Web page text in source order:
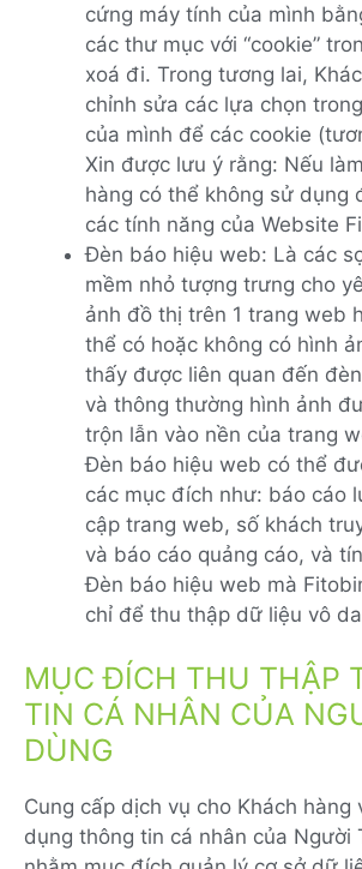
cứng máy tính của mình
các thư mục với “cookie”
xoá đi. Trong tương lai,
chỉnh sửa các lựa chọn
của mình để các cookie
Xin được lưu ý rằng: Nếu
hàng có thể không sử dụng
các tính năng của Website
Đèn báo hiệu web: Là các
mềm nhỏ tượng trưng cho
ảnh đồ thị trên 1 trang web
thể có hoặc không có hình
thấy được liên quan đến
và thông thường hình ảnh
trộn lẫn vào nền của trang
Đèn báo hiệu web có thể
các mục đích như: báo cáo
cập trang web, số khách
và báo cáo quảng cáo, và
Đèn báo hiệu web mà
chỉ để thu thập dữ liệu vô
MỤC ĐÍCH THU THẬP
TIN CÁ NHÂN CỦA
DÙNG
Cung cấp dịch vụ cho Khách hàng
dụng thông tin cá nhân của Người